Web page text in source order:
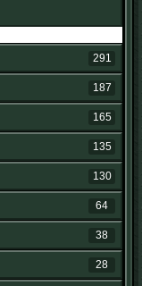
291
187
165
135
130
64
38
28